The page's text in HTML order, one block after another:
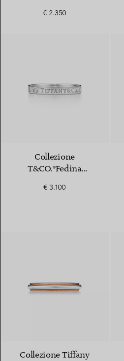
€ 2.350
Collezione
T&CO.®Fedina
€ 3.100
Collezione Tiffany